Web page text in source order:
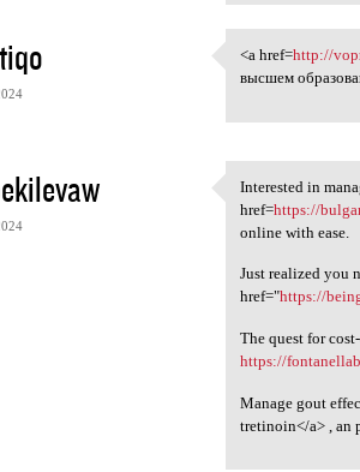
<a
<a href=http://
высшем
Interested in
Interested in
href=https://
online with ease.
Just realized you
href="https://
The quest for
https://
Manage gout
tretinoin</a> , an